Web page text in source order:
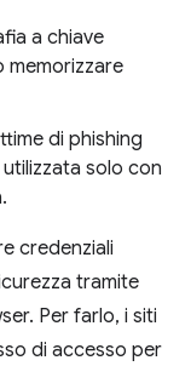
a chiave
memorizzare
di phishing
solo con
credenziali
tramite
Per farlo, i siti
di accesso per